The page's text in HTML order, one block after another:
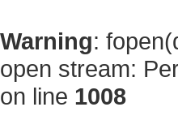
Warning:
open stream:
on line 1008